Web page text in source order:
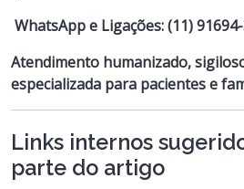
WhatsApp e Ligações:(11)
Atendimento humanizado,
especializada para pacientes e
Links internos
parte do artigo